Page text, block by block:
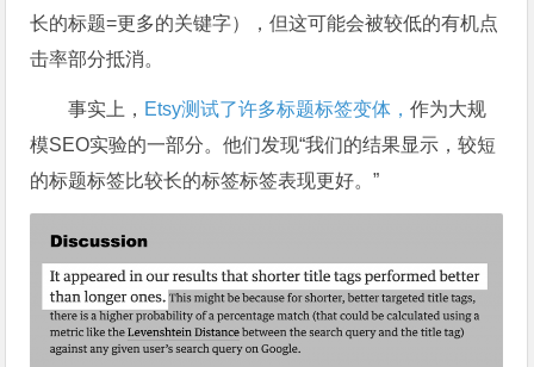
长的标题=更多的关键字），但这可能会被较低的有机点
击率部分抵消。
事实上， Etsy测试了许多标题标签变体，作为大规
模SEO实验的一部分。他们发现“我们的结果显示，较短
的标题标签比较长的标签标签表现更好。”